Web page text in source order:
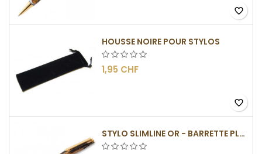
favorite_border
HOUSSE NOIRE POUR STYLOS
1,95 CHF
favorite_border
STYLO SLIMLINE OR - BARRETTE PLATE